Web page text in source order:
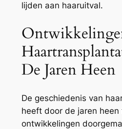
lijden aan haaruitval.
De Jaren Heen
De geschiedenis van
heeft door de jaren heen
ontwikkelingen